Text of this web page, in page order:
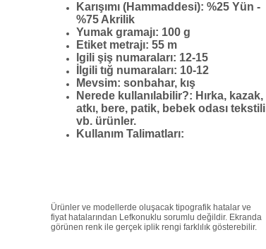
Karışımı (Hammaddesi): %25 Yün -
%75 Akrilik
Yumak gramajı: 100 g
Etiket metrajı: 55 m
lgili şiş numaraları: 12-15
İlgili tığ numaraları: 10-12
Mevsim: sonbahar, kış
Nerede kullanılabilir?: Hırka, kazak,
atkı, bere, patik, bebek odası tekstili
vb. ürünler.
Kullanım Talimatları:
Ürünler ve modellerde oluşacak tipografik hatalar ve
fiyat hatalarından Lefkonuklu sorumlu değildir. Ekranda
görünen renk ile gerçek iplik rengi farklılık gösterebilir.